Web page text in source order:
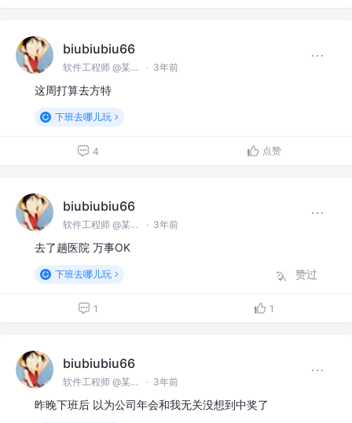
biubiubiu66
软件工程师 @某某公司 · 3年前
这周打算去方特
下班去哪儿玩
4 点赞
biubiubiu66
软件工程师 @某某公司 · 3年前
去了趟医院 万事OK
下班去哪儿玩 赞过
1 1
biubiubiu66
软件工程师 @某某公司 · 3年前
昨晚下班后 以为公司年会和我无关没想到中奖了